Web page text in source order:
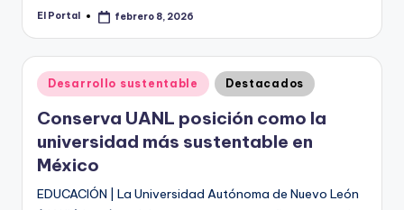
Publicado
El Portal febrero 8, 2026
Publicado
en
Desarrollo sustentable Destacados
Conserva UANL posición como la
universidad más sustentable en
México
EDUCACIÓN | La Universidad Autónoma de Nuevo León